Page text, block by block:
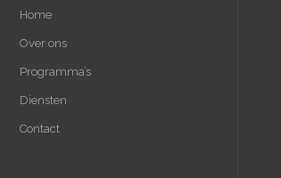
Home
Over ons
Programma’s
Diensten
Contact